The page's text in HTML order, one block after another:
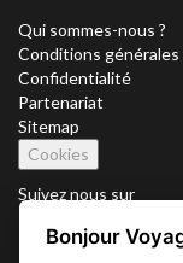
Qui sommes-nous ?
Conditions générales
Confidentialité
Partenariat
Sitemap
Cookies
Suivez nous sur
Bonjour